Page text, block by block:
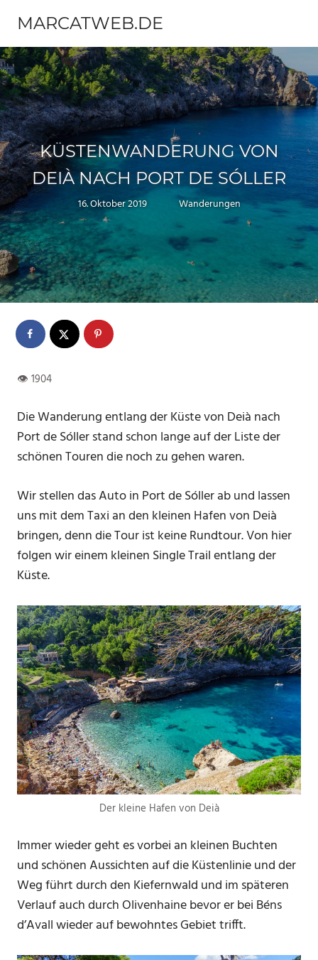
Inhalt
springen
MARCATWEB.DE
Fotografie
&
Reise
KÜSTENWANDERUNG VON
DEIÀ NACH PORT DE SÓLLER
16. Oktober 2019 Marc
Wanderungen
Die Wanderung entlang der Küste von Deià nach
Port de Sóller stand schon lange auf der Liste der
schönen Touren die noch zu gehen waren.
Wir stellen das Auto in Port de Sóller ab und lassen
uns mit dem Taxi an den kleinen Hafen von Deià
bringen, denn die Tour ist keine Rundtour. Von hier
folgen wir einem kleinen Single Trail entlang der
Küste.
Der kleine Hafen von Deià
Immer wieder geht es vorbei an kleinen Buchten
und schönen Aussichten auf die Küstenlinie und der
Weg führt durch den Kiefernwald und im späteren
Verlauf auch durch Olivenhaine bevor er bei Béns
d’Avall wieder auf bewohntes Gebiet trifft.